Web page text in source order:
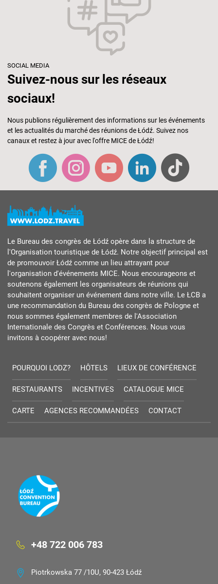
SOCIAL MEDIA
Suivez-nous sur les réseaux
sociaux!
Nous publions régulièrement des informations sur les événements
et les actualités du marché des réunions de Łódź. Suivez nos
canaux et restez à jour avec l'offre MICE de Łódź!
Le Bureau des congrès de Łódź opère dans la structure de
l'Organisation touristique de Łódź. Notre objectif principal est
de promouvoir Łódź comme un lieu attrayant pour
l'organisation d'événements MICE. Nous encourageons et
soutenons également les organisateurs de réunions qui
souhaitent organiser un événement dans notre ville. Le ŁCB a
une recommandation du Bureau des congrès de Pologne et
nous sommes également membres de l'Association
Internationale des Congrès et Conférences. Nous vous
invitons à coopérer avec nous!
POURQUOI LODZ? HÔTELS LIEUX DE CONFÉRENCE
RESTAURANTS INCENTIVES CATALOGUE MICE
CARTE AGENCES RECOMMANDÉES CONTACT
+48 722 006 783
Piotrkowska 77 /10U, 90-423 Łódź